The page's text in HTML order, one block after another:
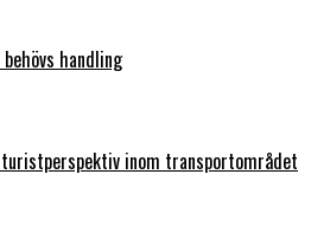
handling
inom transportområdet